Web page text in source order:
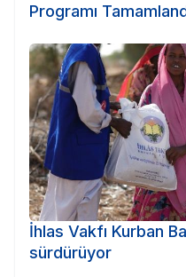
Programı
İhlas Vakfı Kurban
sürdürüyor